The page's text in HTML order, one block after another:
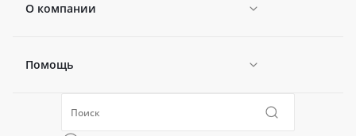
О компании
Новости
Политика конфиденциальности
Помощь
Коллекции